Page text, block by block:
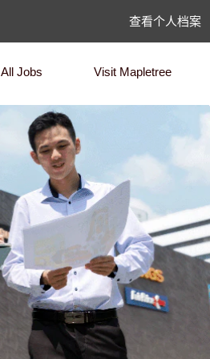
查看个人档案
All Jobs Visit Mapletree